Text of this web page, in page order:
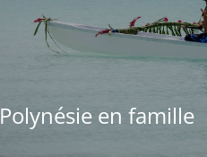
Polynésie en famille